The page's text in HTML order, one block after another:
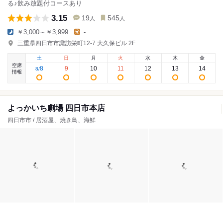
る♪飲み放題付コースあり
3.15 19 人 545 人
￥3,000～￥3,999 -
三重県四日市市諏訪栄町12-7 大久保ビル 2F
空席
情報
土
8/8
日
9
月
10
火
11
水
12
木
13
金
14
よっかいち劇場 四日市本店
四日市市 / 居酒屋、焼き鳥、海鮮